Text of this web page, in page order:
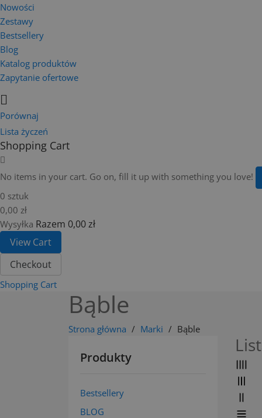
Nowości
Zestawy
Bestsellery
Blog
Katalog produktów
Zapytanie ofertowe
Porównaj
Lista życzeń
Shopping Cart
No items in your cart. Go on, fill it up with something you love!
0 sztuk
0,00 zł
Wysyłka Razem 0,00 zł
View Cart
Checkout
Shopping Cart
Bąble
Strona główna Marki Bąble
Produkty
Bestsellery
BLOG